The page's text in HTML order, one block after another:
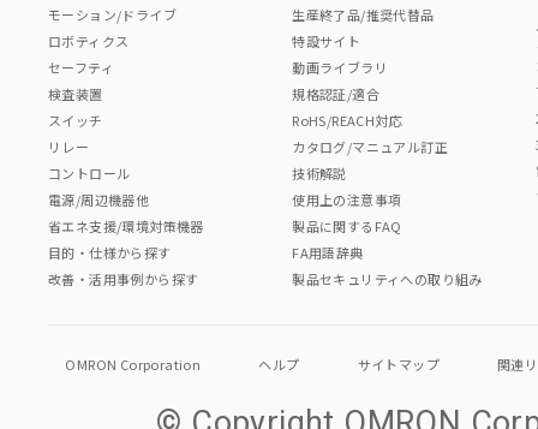
モーション/ドライブ
ロボティクス
セーフティ
検査装置
スイッチ
リレー
コントロール
電源/周辺機器他
省エネ支援/環境対策機器
目的・仕様から探す
改善・活用事例から探す
生産終了品/推奨代替品
特設サイト
動画ライブラリ
規格認証/適合
RoHS/REACH対応
カタログ/マニュアル訂正
技術解説
使用上の注意事項
製品に関するFAQ
FA用語辞典
製品セキュリティへの取り組み
OMRON Corporation ヘルプ サイトマップ 関連